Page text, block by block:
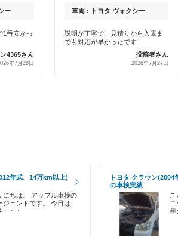
ー
1番安かっ
4365さん
年7月28日
車両 : トヨタ ヴォクシー
説明が丁寧で、見積りから入庫ま
でも対応が早かったです
投稿者さん
2026年7月27日
年式、14万km以上)
にちは。 アップル車検の
ジェントです。 今日は
・・・
トヨタ クラウン
の車検実績
エ
年